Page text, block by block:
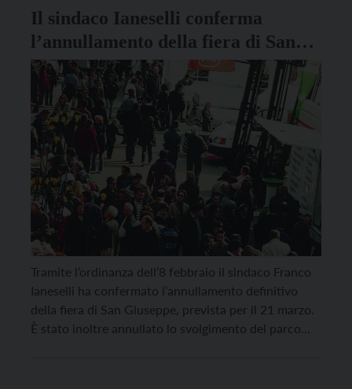
Il sindaco Ianeselli conferma
l’annullamento della fiera di San
Giuseppe
Tramite l’ordinanza dell’8 febbraio il sindaco Franco
Ianeselli ha confermato l’annullamento definitivo
della fiera di San Giuseppe, prevista per il 21 marzo.
È stato inoltre annullato lo svolgimento del parco